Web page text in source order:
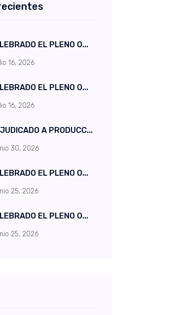
EL PLENO O...
16, 2026
EL PLENO O...
16, 2026
A PRODUCC...
30, 2026
EL PLENO O...
25, 2026
EL PLENO O...
25, 2026